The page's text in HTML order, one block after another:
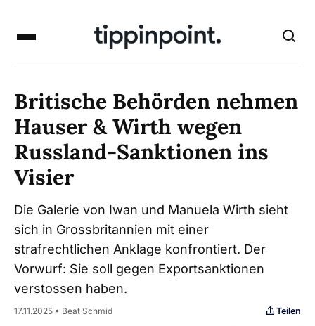
Britische Behörden nehmen
Hauser & Wirth wegen
Russland-Sanktionen ins
Visier
Die Galerie von Iwan und Manuela Wirth sieht
sich in Grossbritannien mit einer
strafrechtlichen Anklage konfrontiert. Der
Vorwurf: Sie soll gegen Exportsanktionen
verstossen haben.
17.11.2025 • Beat Schmid Teilen